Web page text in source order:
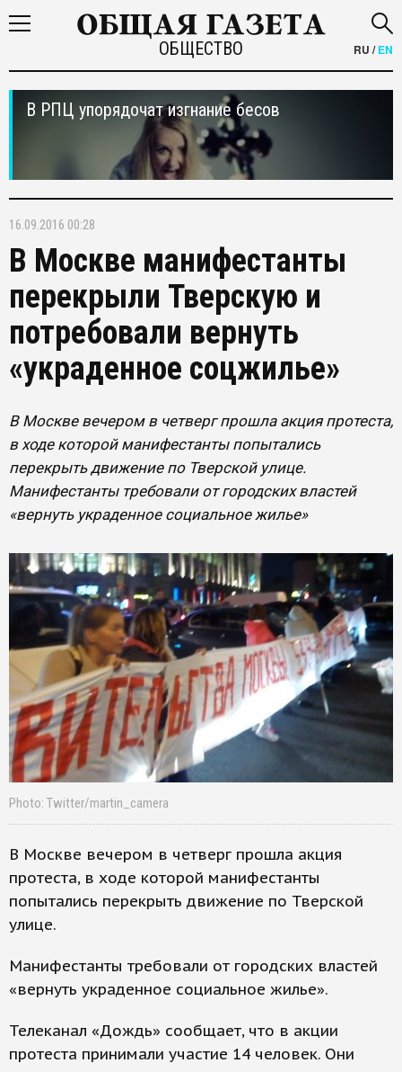
ОБЩЕСТВО RU /EN
В РПЦ упорядочат изгнание бесов
16.09.2016 00:28
В Москве манифестанты
перекрыли Тверскую и
потребовали вернуть
«украденное соцжилье»
В Москве вечером в четверг прошла акция протеста,
в ходе которой манифестанты попытались
перекрыть движение по Тверской улице.
Манифестанты требовали от городских властей
«вернуть украденное социальное жилье»
Photo: Twitter/‏martin_camera
В Москве вечером в четверг прошла акция
протеста, в ходе которой манифестанты
попытались перекрыть движение по Тверской
улице.
Манифестанты требовали от городских властей
«вернуть украденное социальное жилье».
Телеканал «Дождь» сообщает, что в акции
протеста принимали участие 14 человек. Они